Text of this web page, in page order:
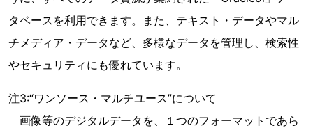
タベースを利用できます。また、テキスト・データやマル
チメディア・データなど、多様なデータを管理し、検索性
やセキュリティにも優れています。
注3:“ワンソース・マルチユース”について
画像等のデジタルデータを、１つのフォーマットであら